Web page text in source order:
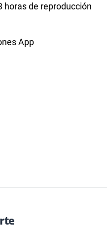
horas de reproducción
App